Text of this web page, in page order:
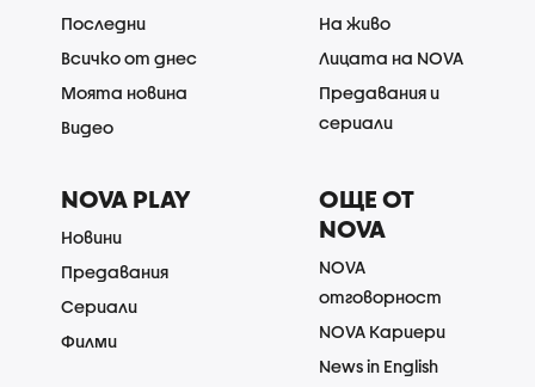
Последни
Всичко от днес
Моята новина
Видео
На живо
Лицата на NOVA
Предавания и
сериали
NOVA PLAY
Новини
Предавания
Сериали
Филми
ОЩЕ ОТ
NOVA
NOVA
отговорност
NOVA Кариери
News in English